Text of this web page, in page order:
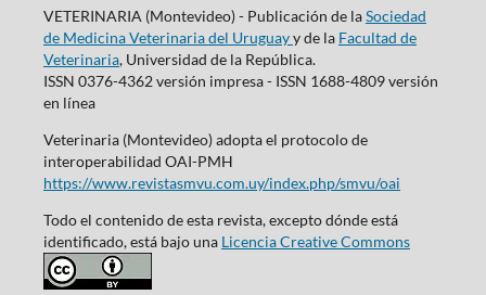
VETERINARIA (Montevideo) - Publicación de laSociedad
de Medicina Veterinaria del Uruguayy de la Facultad de
Veterinaria, Universidad de la República.
ISSN 0376-4362 versión impresa - ISSN 1688-4809 versión
en línea
Veterinaria (Montevideo) adopta el protocolo de
interoperabilidad OAI-PMH
https://www.revistasmvu.com.uy/index.php/smvu/oai
Todo el contenido de esta revista, excepto dónde está
identificado, está bajo una Licencia Creative Commons